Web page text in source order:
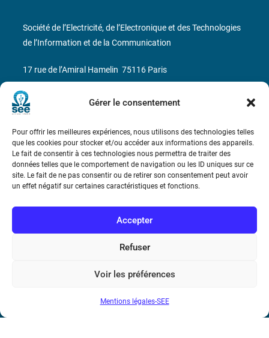
Gérer le consentement
Pour offrir les meilleures expériences, nous utilisons des technologies telles
que les cookies pour stocker et/ou accéder aux informations des appareils.
Le fait de consentir à ces technologies nous permettra de traiter des
données telles que le comportement de navigation ou les ID uniques sur ce
site. Le fait de ne pas consentir ou de retirer son consentement peut avoir
un effet négatif sur certaines caractéristiques et fonctions.
Accepter
Refuser
Voir les préférences
Mentions légales-SEE
Bicentenaire des découvertes d’André-
Marie Ampère
Conditions Générales de Vente
Mentions légales
Société de l’Electricité, de l’Electronique et des Technologies
de l’Information et de la Communication
17 rue de l’Amiral Hamelin 75116 Paris
Métro : « Boissière » Ligne 6 et « Iéna » Ligne 9
N° de SIREN : 785 393 232, Code APE : 9412Z TVA intra-
communautaire : FR44 785 393 232